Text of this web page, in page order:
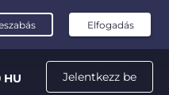
Jelentkezz be
HU